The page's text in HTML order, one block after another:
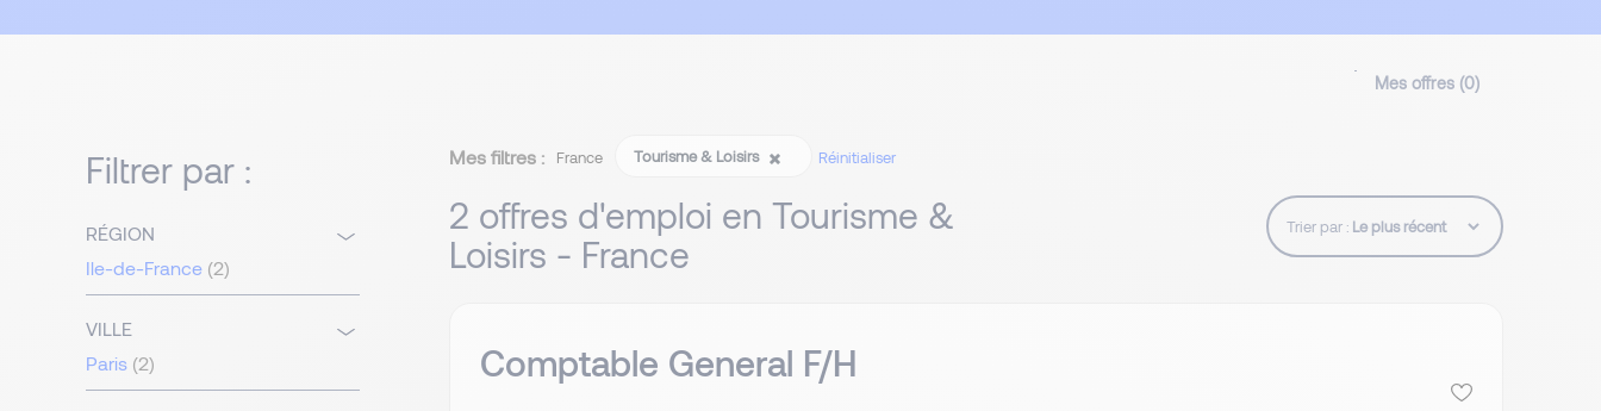
Mes offres (0)
Filtrer par :
RÉGION
Ile-de-France (2)
VILLE
Paris (2)
Mes filtres : France Tourisme & Loisirs Réinitialiser
2 offres d'emploi en Tourisme &
Loisirs - France
Trier par :
Comptable General F/H